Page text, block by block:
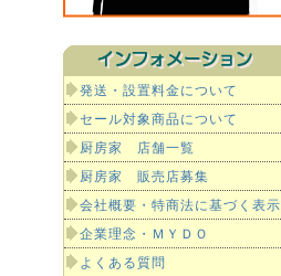
発送・設置料金について
セール対象商品について
厨房家 店舗一覧
厨房家 販売店募集
会社概要・特商法に基づく表示
企業理念・ＭＹＤＯ
よくある質問